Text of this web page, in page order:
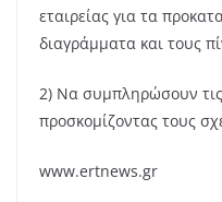
εταιρείας για τα
διαγράμματα και τους
2) Να συμπληρώσουν τις
προσκομίζοντας τους
www.ertnews.gr